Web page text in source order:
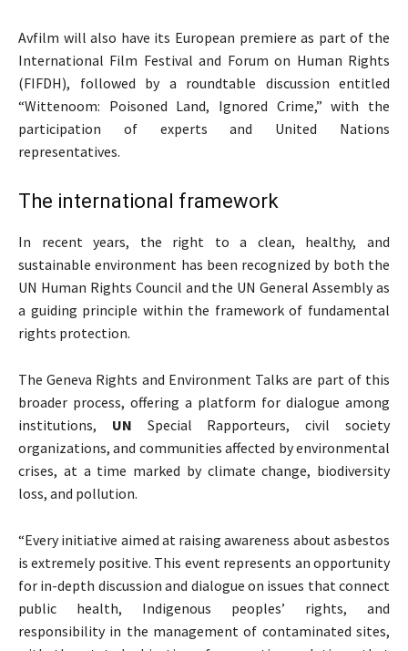
Avfilm will also have its European premiere as part of the
International Film Festival and Forum on Human Rights
(FIFDH), followed by a roundtable discussion entitled
“Wittenoom: Poisoned Land, Ignored Crime,” with the
participation of experts and United Nations
representatives.
The international framework
In recent years, the right to a clean, healthy, and
sustainable environment has been recognized by both the
UN Human Rights Council and the UN General Assembly as
a guiding principle within the framework of fundamental
rights protection.
The Geneva Rights and Environment Talks are part of this
broader process, offering a platform for dialogue among
institutions, UN Special Rapporteurs, civil society
organizations, and communities affected by environmental
crises, at a time marked by climate change, biodiversity
loss, and pollution.
“Every initiative aimed at raising awareness about asbestos
is extremely positive. This event represents an opportunity
for in-depth discussion and dialogue on issues that connect
public health, Indigenous peoples’ rights, and
responsibility in the management of contaminated sites,